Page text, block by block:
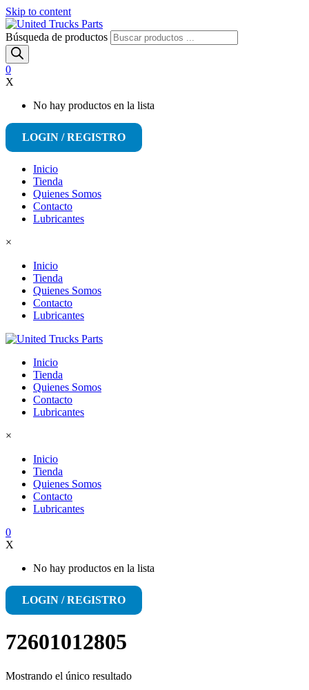
Skip to content
Búsqueda de productos
0
X
No hay productos en la lista
LOGIN / REGISTRO
Inicio
Tienda
Quienes Somos
Contacto
Lubricantes
×
Inicio
Tienda
Quienes Somos
Contacto
Lubricantes
Inicio
Tienda
Quienes Somos
Contacto
Lubricantes
×
Inicio
Tienda
Quienes Somos
Contacto
Lubricantes
0
X
No hay productos en la lista
LOGIN / REGISTRO
72601012805
Mostrando el único resultado